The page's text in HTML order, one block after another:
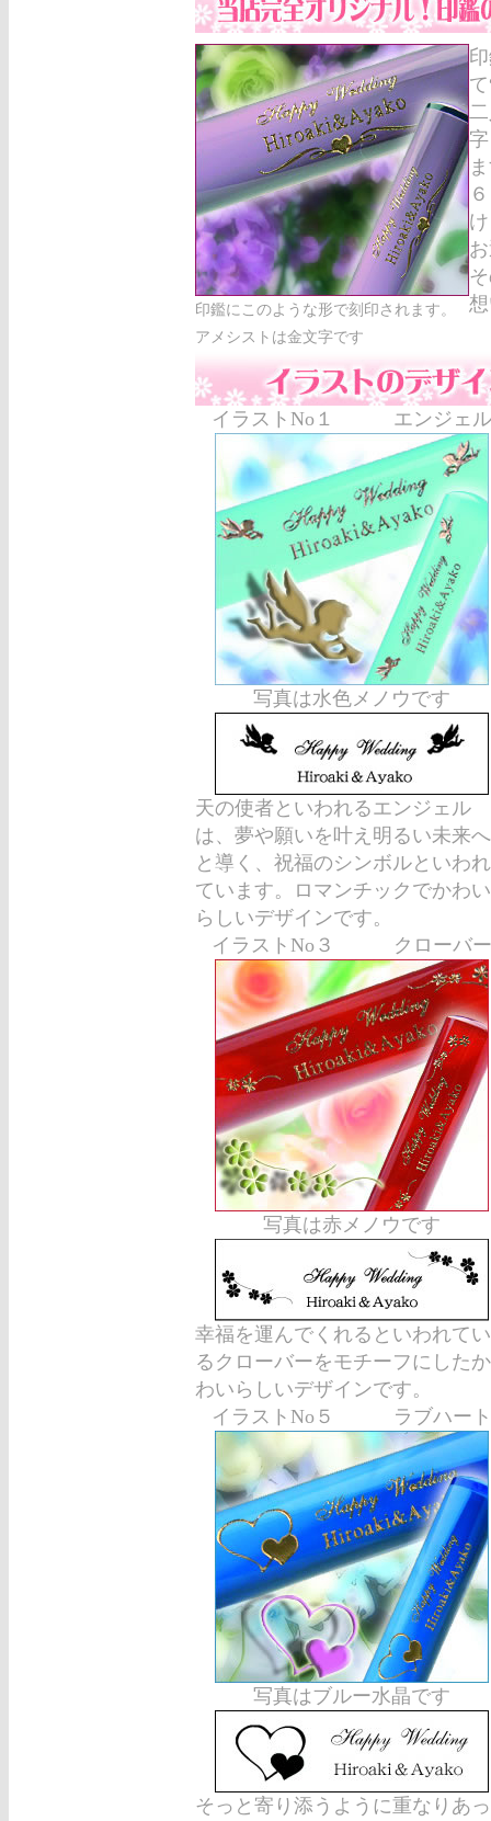
印鑑にこのような形で刻印されます。
アメシストは金文字です
イラストNo１ エンジェル
写真は水色メノウです
天の使者といわれるエンジェル
は、夢や願いを叶え明るい未来へ
と導く、祝福のシンボルといわれ
ています。ロマンチックでかわい
らしいデザインです。
イラストNo３ クローバー
写真は赤メノウです
幸福を運んでくれるといわれてい
るクローバーをモチーフにしたか
わいらしいデザインです。
イラストNo５ ラブハート
写真はブルー水晶です
そっと寄り添うように重なりあっ